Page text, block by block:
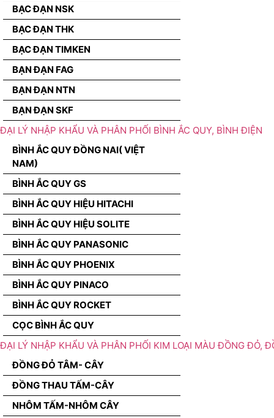
BẠC ĐẠN NSK
BẠC ĐẠN THK
BẠC ĐẠN TIMKEN
BẠN ĐẠN FAG
BẠN ĐẠN NTN
BẠN ĐẠN SKF
ĐẠI LÝ NHẬP KHẨU VÀ PHÂN PHỐI BÌNH ẮC QUY, BÌNH ĐIỆN
BÌNH ẮC QUY ĐỒNG NAI( VIỆT
NAM)
BÌNH ẮC QUY GS
BÌNH ẮC QUY HIỆU HITACHI
BÌNH ẮC QUY HIỆU SOLITE
BÌNH ẮC QUY PANASONIC
BÌNH ẮC QUY PHOENIX
BÌNH ẮC QUY PINACO
BÌNH ẮC QUY ROCKET
CỌC BÌNH ẮC QUY
ĐẠI LÝ NHẬP KHẨU VÀ PHÂN PHỐI KIM LOẠI MÀU ĐỒNG ĐỎ,
ĐỒNG ĐỎ TÂM- CÂY
ĐỒNG THAU TẤM-CÂY
NHÔM TẤM-NHÔM CÂY